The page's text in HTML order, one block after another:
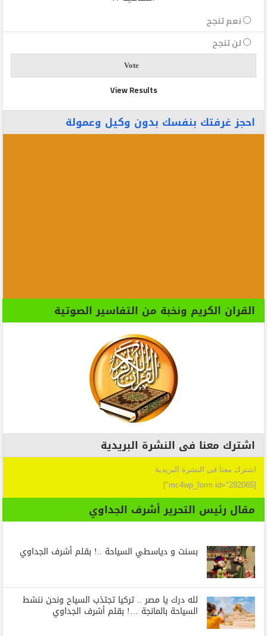
نعم تنجح
لن تنجح
View Results
احجز غرفتك بنفسك بدون وكيل وعمولة
القران الكريم ونخبة من التفاسير الصوتية
اشترك معنا فى النشرة البريدية
اشترك معنا فى النشرة البريدية
[mc4wp_form id="292065"]
مقال رئيس التحرير أشرف الجداوي
بسنت و دياسطي السياحة ..! بقلم أشرف الجداوي
لله درك يا مصر .. تركيا تجتذب السياح ونحن ننشط
السياحة بالمانجة …! بقلم أشرف الجداوي